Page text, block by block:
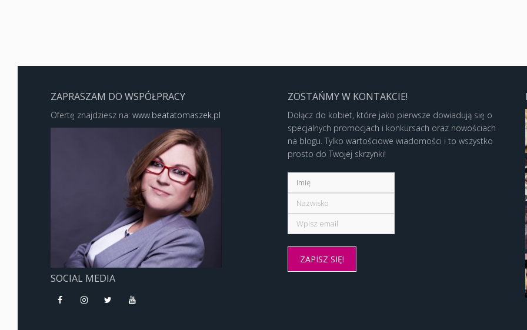
ZAPRASZAM DO WSPÓŁPRACY
Ofertę znajdziesz na: www.beatatomaszek.pl
SOCIAL MEDIA
ZOSTAŃMY W KONTAKCIE!
Dołącz do kobiet, które jako pierwsze dowiadują się o
specjalnych promocjach i konkursach oraz nowościach
na blogu. Tylko wartościowe wiadomości i to wszystko
prosto do Twojej skrzynki!